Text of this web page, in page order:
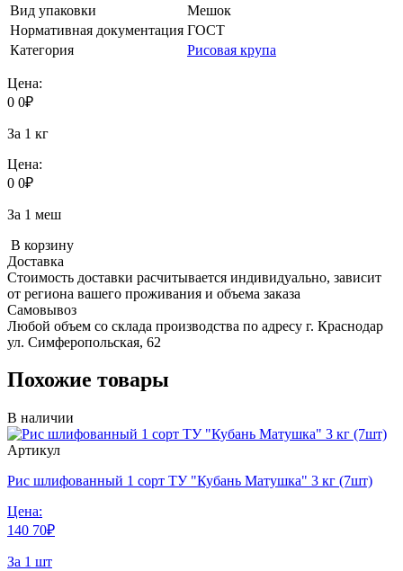
Вид упаковки
Мешок
Нормативная документация ГОСТ
Категория
Рисовая крупа
Цена:
0 0₽
За 1 кг
Цена:
0 0₽
За 1 меш
В корзину
Доставка
Стоимость доставки расчитывается индивидуально, зависит
от региона вашего проживания и объема заказа
Самовывоз
Любой объем со склада производства по адресу г. Краснодар
ул. Симферопольская, 62
Похожие товары
В наличии
Артикул
Рис шлифованный 1 сорт ТУ "Кубань Матушка" 3 кг (7шт)
Цена:
140 70₽
За 1 шт